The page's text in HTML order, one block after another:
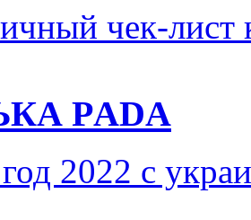
чек-
РADA
2022 с